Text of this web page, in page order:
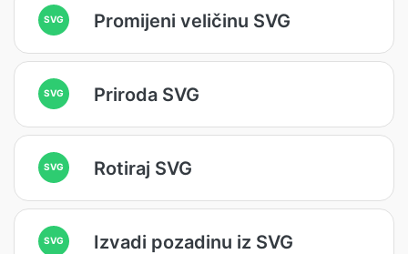
SVG Promijeni veličinu SVG
SVG Priroda SVG
SVG Rotiraj SVG
SVG Izvadi pozadinu iz SVG